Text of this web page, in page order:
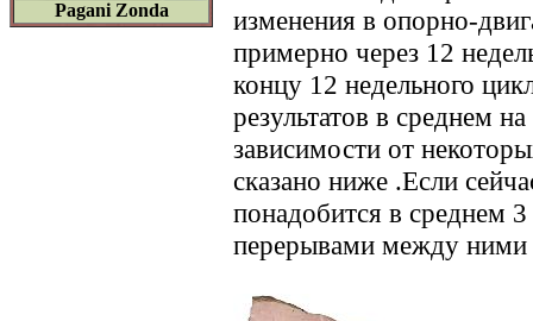
Pagani Zonda
изменения в опорно-
примерно через 12
концу 12 недельного
результатов в среднем
зависимости от
сказано ниже .Если
понадобится в среднем
перерывами между ними